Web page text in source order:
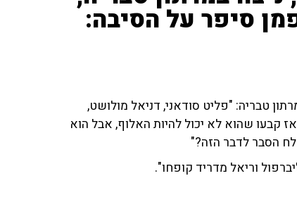
סיפר על הסיבה:
טבריה: "פליט סודאני, דניאל מולושט,
אז קבעו שהוא לא יכול להיות האלוף, אבל הוא
הסבר לדבר הזה?"
וריאל מדריד קופחו".